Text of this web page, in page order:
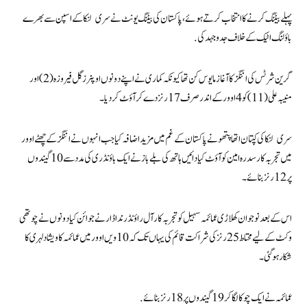
پہلے بیٹنگ کرنے کا انتخاب کرتے ہوئے، پاکستان کی بیٹنگ یونٹ نے سری لنکا کے اسپن سے بھرے
باؤلنگ اٹیک کے خلاف جدوجہد کی.
گرین شرٹس کی اننگز کا آغاز مایوس کن تھا کیونکہ کماری نے اپنے دونوں اوپنرز گل فیروزہ (2) اور
منیبہ علی (11) کو 4 اوور کے اندر صرف 17 رنز دے کر آؤٹ کر دیا۔
سری لنکا کی کپتان اتھاپتھو نے پاکستان کے غم میں مزید اضافہ کیا جب انہوں نے اننگز کے چھٹے اوور
میں تجربہ کار سدرہ امین کو آؤٹ کیا دائیں ہاتھ کی بلے باز نے ایک باؤنڈری کی مدد سے 10 گیندوں
پر 12 رنز بنائے۔
اس کے بعد نوجوان کھلاڑی عمائمہ سہیل کو تجربہ کار آل راؤنڈر ندا ڈار نے جوائن کیا دونوں نے چوتھی
وکٹ کے لیے محتاط 25 رنز کی شراکت قائم کی یہاں تک کہ 10ویں اوور میں عمائمہ کاویشا دلہری کا
شکار ہو گئی۔
عمائمہ نے ایک چوکا لگا کر 19 گیندوں پر 18 رنز بنائے.